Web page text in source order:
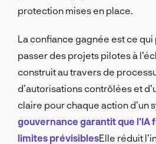
protection mises en place.
La confiance gagnée est ce qui
passer des projets pilotes à
construit au travers de
d’autorisations contrôlées et
claire pour chaque action d’un
gouvernance garantit que l’IA
limites prévisiblesElle réduit